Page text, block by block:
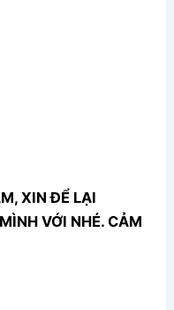
XIN ĐỂ LẠI
VỚI NHÉ. CẢM